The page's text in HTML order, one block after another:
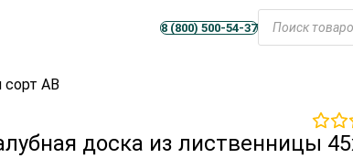
Телеграм
MAX8 (800) 500-54-37
сорт АВ
доска из лиственницы